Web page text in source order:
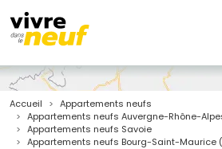
Accueil
Appartements neufs
Appartements neufs Auvergne-Rhône-
Appartements neufs Savoie
Appartements neufs Bourg-Saint-Maurice